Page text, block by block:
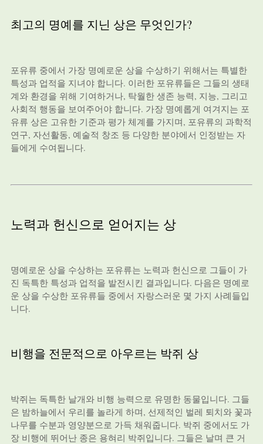
최고의 명예를 지닌 상은 무엇인가?
포유류 중에서 가장 명예로운 상을 수상하기 위해서는 특별한
특성과 업적을 지녀야 합니다. 이러한 포유류들은 그들의 생태
계와 환경을 위해 기여하거나, 탁월한 생존 능력, 지능, 그리고
사회적 행동을 보여주어야 합니다. 가장 명예롭게 여겨지는 포
유류 상은 고유한 기준과 평가 체계를 가지며, 포유류의 과학적
연구, 자선활동, 예술적 창조 등 다양한 분야에서 인정받는 자
들에게 수여됩니다.
노력과 헌신으로 얻어지는 상
명예로운 상을 수상하는 포유류는 노력과 헌신으로 그들이 가
진 독특한 특성과 업적을 발전시킨 결과입니다. 다음은 명예로
운 상을 수상한 포유류들 중에서 자랑스러운 몇 가지 사례들입
니다.
비행을 전문적으로 아우르는 박쥐 상
박쥐는 독특한 날개와 비행 능력으로 유명한 동물입니다. 그들
은 밤하늘에서 우리를 놀라게 하며, 선제적인 벌레 퇴치와 꽃과
나무를 수분과 영양분으로 가득 채워줍니다. 박쥐 중에서도 가
장 비행에 뛰어난 종은 용혀리 박쥐입니다. 그들은 날며 큰 거